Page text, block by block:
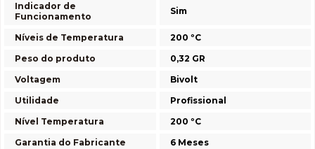
Indicador de
Funcionamento
Sim
Níveis de Temperatura
200 ºC
Peso do produto
0,32 GR
Voltagem
Bivolt
Utilidade
Profissional
Nível Temperatura
200 ºC
Garantia do Fabricante
6 Meses